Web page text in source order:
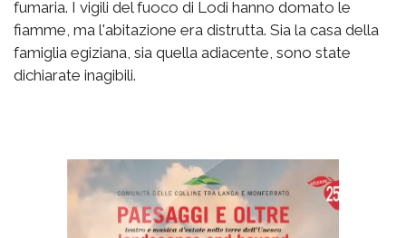
fumaria. I vigili del fuoco di Lodi hanno domato le
fiamme, ma l'abitazione era distrutta. Sia la casa della
famiglia egiziana, sia quella adiacente, sono state
dichiarate inagibili.